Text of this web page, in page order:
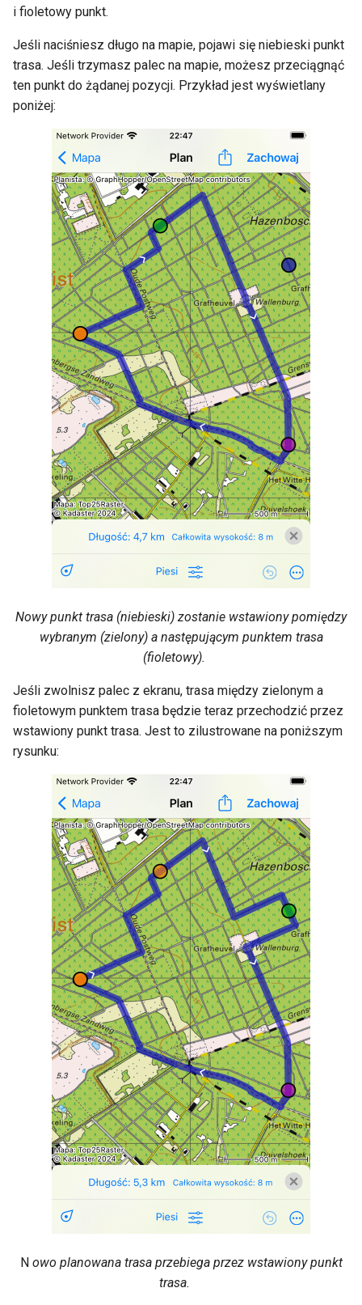
i fioletowy punkt.
Jeśli naciśniesz długo na mapie, pojawi się niebieski punkt
trasa. Jeśli trzymasz palec na mapie, możesz przeciągnąć
ten punkt do żądanej pozycji. Przykład jest wyświetlany
poniżej:
Nowy punkt trasa (niebieski) zostanie wstawiony pomiędzy
wybranym (zielony) a następującym punktem trasa
(fioletowy).
Jeśli zwolnisz palec z ekranu, trasa między zielonym a
fioletowym punktem trasa będzie teraz przechodzić przez
wstawiony punkt trasa. Jest to zilustrowane na poniższym
rysunku:
N owo planowana trasa przebiega przez wstawiony punkt
trasa.